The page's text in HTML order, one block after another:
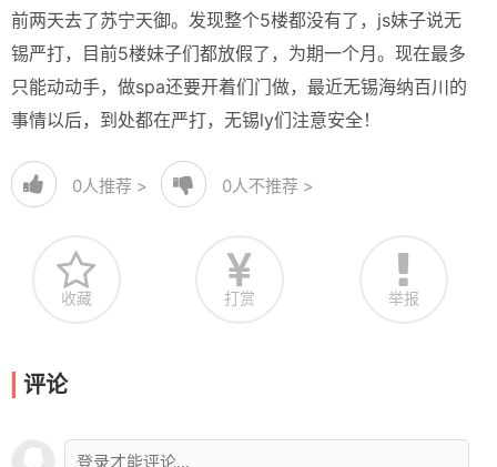
前两天去了苏宁天御。发现整个5楼都没有了，js妹子说无
锡严打，目前5楼妹子们都放假了，为期一个月。现在最多
只能动动手，做spa还要开着们门做，最近无锡海纳百川的
事情以后，到处都在严打，无锡ly们注意安全！
0人推荐 > 0人不推荐 >
收藏 打赏 举报
评论